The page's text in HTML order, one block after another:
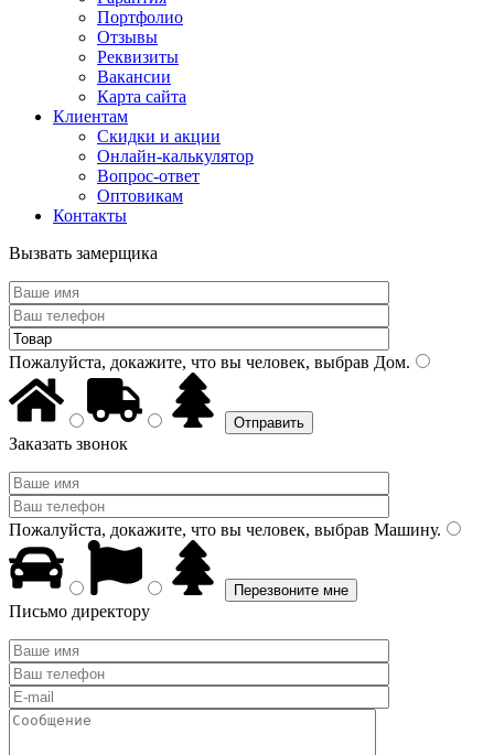
Портфолио
Отзывы
Реквизиты
Вакансии
Карта сайта
Клиентам
Скидки и акции
Онлайн-калькулятор
Вопрос-ответ
Оптовикам
Контакты
Вызвать замерщика
Пожалуйста, докажите, что вы человек, выбрав Дом.
Заказать звонок
Пожалуйста, докажите, что вы человек, выбрав Машину.
Письмо директору